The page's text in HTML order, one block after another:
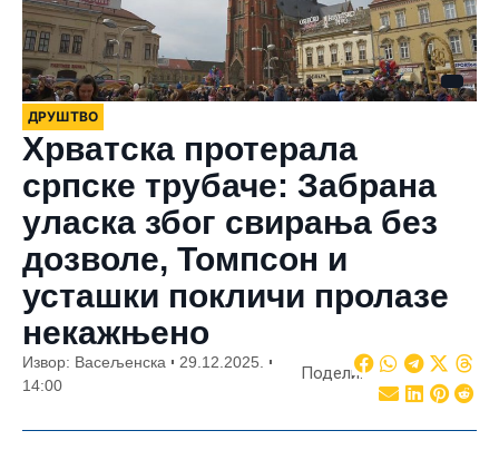
ДРУШТВО
Хрватска протерала
српске трубаче: Забрана
уласка због свирања без
дозволе, Томпсон и
усташки покличи пролазе
некажњено
Извор: Васељенска
29.12.2025.
14:00
Подели: